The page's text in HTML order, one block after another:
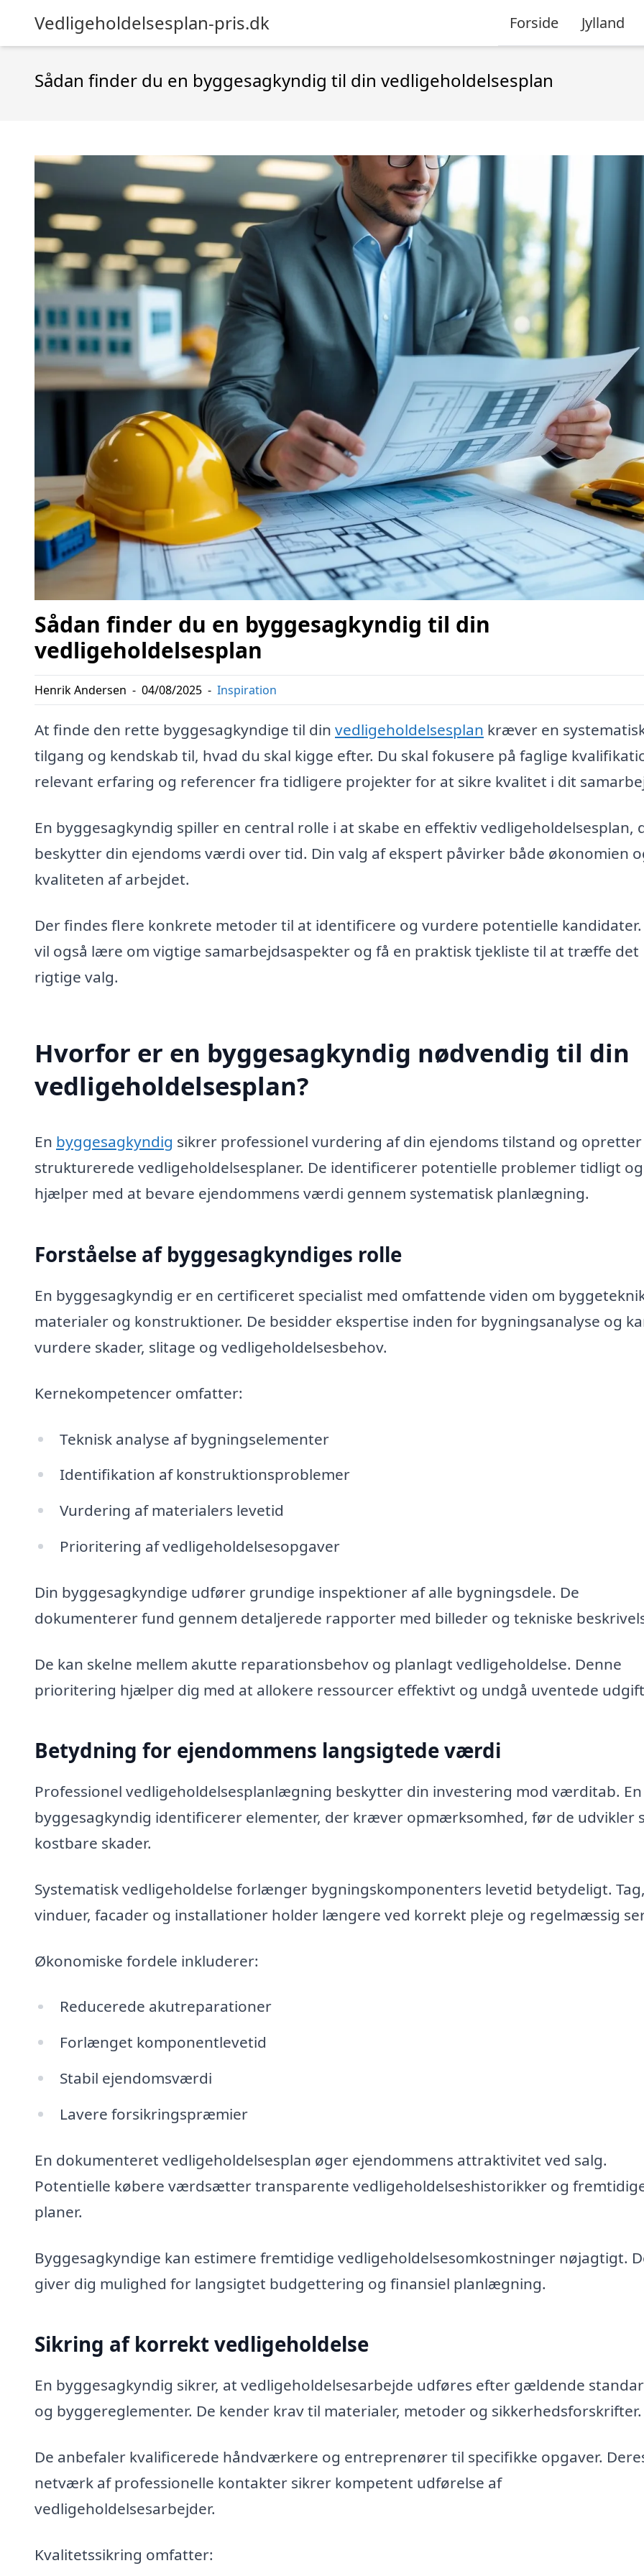
Vedligeholdelsesplan-pris.dk Forside Jylland
Sådan finder du en byggesagkyndig til din vedligeholdelsesplan
Sådan finder du en byggesagkyndig til din
vedligeholdelsesplan
Henrik Andersen - 04/08/2025 - Inspiration
At finde den rette byggesagkyndige til din vedligeholdelsesplan kræver en
tilgang og kendskab til, hvad du skal kigge efter. Du skal fokusere på faglige
relevant erfaring og referencer fra tidligere projekter for at sikre kvalitet i dit
En byggesagkyndig spiller en central rolle i at skabe en effektiv vedligeholdelsesplan,
beskytter din ejendoms værdi over tid. Din valg af ekspert påvirker både økonomien
kvaliteten af arbejdet.
Der findes flere konkrete metoder til at identificere og vurdere potentielle
vil også lære om vigtige samarbejdsaspekter og få en praktisk tjekliste til at træffe det
rigtige valg.
Hvorfor er en byggesagkyndig nødvendig til din
vedligeholdelsesplan?
En byggesagkyndig sikrer professionel vurdering af din ejendoms tilstand og opretter
strukturerede vedligeholdelsesplaner. De identificerer potentielle problemer tidligt og
hjælper med at bevare ejendommens værdi gennem systematisk planlægning.
Forståelse af byggesagkyndiges rolle
En byggesagkyndig er en certificeret specialist med omfattende viden om
materialer og konstruktioner. De besidder ekspertise inden for bygningsanalyse og
vurdere skader, slitage og vedligeholdelsesbehov.
Kernekompetencer omfatter:
Teknisk analyse af bygningselementer
Identifikation af konstruktionsproblemer
Vurdering af materialers levetid
Prioritering af vedligeholdelsesopgaver
Din byggesagkyndige udfører grundige inspektioner af alle bygningsdele. De
dokumenterer fund gennem detaljerede rapporter med billeder og tekniske
De kan skelne mellem akutte reparationsbehov og planlagt vedligeholdelse. Denne
prioritering hjælper dig med at allokere ressourcer effektivt og undgå uventede
Betydning for ejendommens langsigtede værdi
Professionel vedligeholdelsesplanlægning beskytter din investering mod værditab. En
byggesagkyndig identificerer elementer, der kræver opmærksomhed, før de udvikler
kostbare skader.
Systematisk vedligeholdelse forlænger bygningskomponenters levetid betydeligt.
vinduer, facader og installationer holder længere ved korrekt pleje og regelmæssig
Økonomiske fordele inkluderer:
Reducerede akutreparationer
Forlænget komponentlevetid
Stabil ejendomsværdi
Lavere forsikringspræmier
En dokumenteret vedligeholdelsesplan øger ejendommens attraktivitet ved salg.
Potentielle købere værdsætter transparente vedligeholdelseshistorikker og
planer.
Byggesagkyndige kan estimere fremtidige vedligeholdelsesomkostninger nøjagtigt.
giver dig mulighed for langsigtet budgettering og finansiel planlægning.
Sikring af korrekt vedligeholdelse
En byggesagkyndig sikrer, at vedligeholdelsesarbejde udføres efter gældende
og byggereglementer. De kender krav til materialer, metoder og sikkerhedsforskrifter.
De anbefaler kvalificerede håndværkere og entreprenører til specifikke opgaver.
netværk af professionelle kontakter sikrer kompetent udførelse af
vedligeholdelsesarbejder.
Kvalitetssikring omfatter: